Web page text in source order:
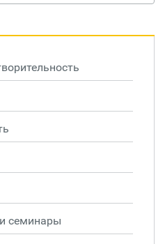
семинары